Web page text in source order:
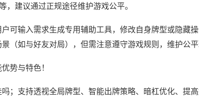
，建议通过正规途径维护游戏公平。
可输入需求生成专用辅助工具，修改自身牌型或隐藏
（如与好友对局），但需注意遵守游戏规则，维护公平
势与特色！
；支持透视全局牌型、智能出牌策略、暗杠优化、提